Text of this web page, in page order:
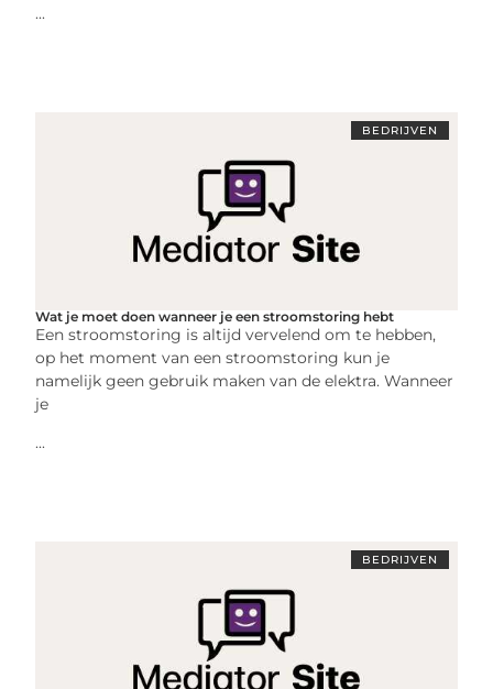
...
BEDRIJVEN
Wat je moet doen wanneer je een stroomstoring hebt
Een stroomstoring is altijd vervelend om te hebben,
op het moment van een stroomstoring kun je
namelijk geen gebruik maken van de elektra. Wanneer
je
...
BEDRIJVEN